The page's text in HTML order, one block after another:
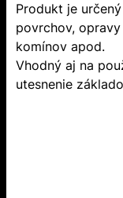
Produkt je
povrchov,
komínov apod.
Vhodný aj na
utesnenie